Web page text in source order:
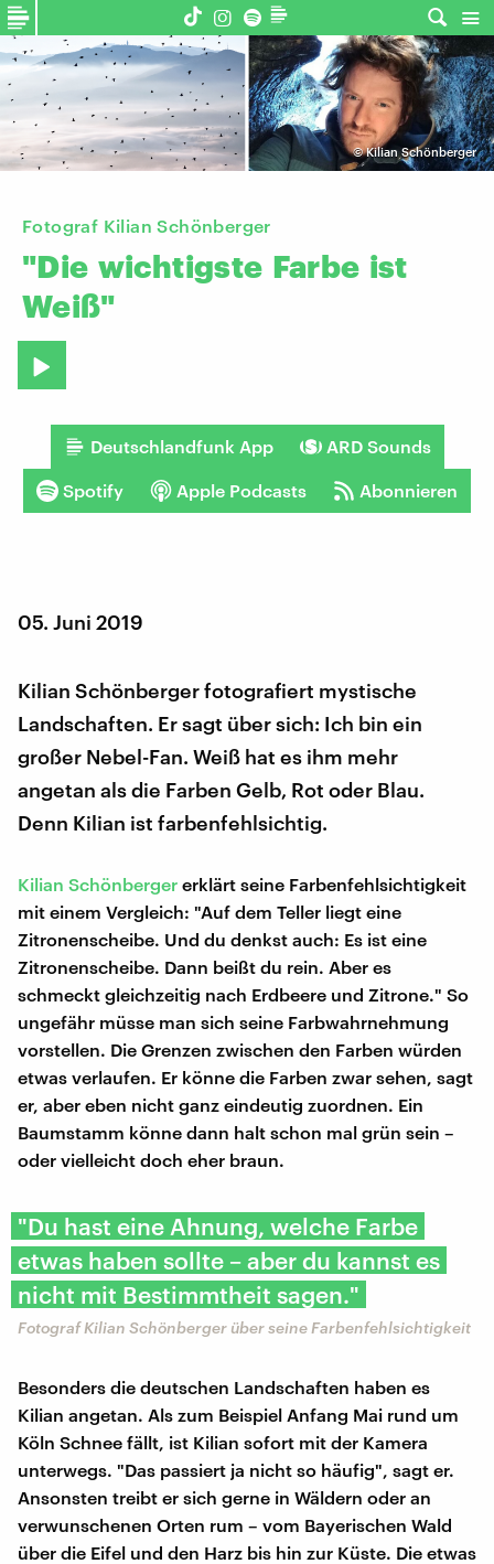
©Kilian Schönberger
Fotograf Kilian Schönberger
"Die wichtigste Farbe ist
Weiß"
Deutschlandfunk App ARD Sounds
Spotify Apple Podcasts Abonnieren
05. Juni 2019
Kilian Schönberger fotografiert mystische
Landschaften. Er sagt über sich: Ich bin ein
großer Nebel-Fan. Weiß hat es ihm mehr
angetan als die Farben Gelb, Rot oder Blau.
Denn Kilian ist farbenfehlsichtig.
Kilian Schönberger erklärt seine Farbenfehlsichtigkeit
mit einem Vergleich: "Auf dem Teller liegt eine
Zitronenscheibe. Und du denkst auch: Es ist eine
Zitronenscheibe. Dann beißt du rein. Aber es
schmeckt gleichzeitig nach Erdbeere und Zitrone." So
ungefähr müsse man sich seine Farbwahrnehmung
vorstellen. Die Grenzen zwischen den Farben würden
etwas verlaufen. Er könne die Farben zwar sehen, sagt
er, aber eben nicht ganz eindeutig zuordnen. Ein
Baumstamm könne dann halt schon mal grün sein –
oder vielleicht doch eher braun.
"Du hast eine Ahnung, welche Farbe
etwas haben sollte – aber du kannst es
nicht mit Bestimmtheit sagen."
Fotograf Kilian Schönberger über seine Farbenfehlsichtigkeit
Besonders die deutschen Landschaften haben es
Kilian angetan. Als zum Beispiel Anfang Mai rund um
Köln Schnee fällt, ist Kilian sofort mit der Kamera
unterwegs. "Das passiert ja nicht so häufig", sagt er.
Ansonsten treibt er sich gerne in Wäldern oder an
verwunschenen Orten rum – vom Bayerischen Wald
über die Eifel und den Harz bis hin zur Küste. Die etwas